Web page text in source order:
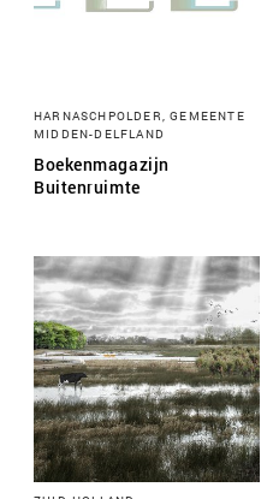
HARNASCHPOLDER, GEMEENTE
MIDDEN-DELFLAND
Boekenmagazijn
Buitenruimte